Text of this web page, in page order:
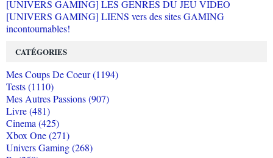
[UNIVERS GAMING] LES GENRES DU JEU VIDEO
[UNIVERS GAMING] LIENS vers des sites GAMING
incontournables!
CATÉGORIES
Mes Coups De Coeur (1194)
Tests (1110)
Mes Autres Passions (907)
Livre (481)
Cinema (425)
Xbox One (271)
Univers Gaming (268)